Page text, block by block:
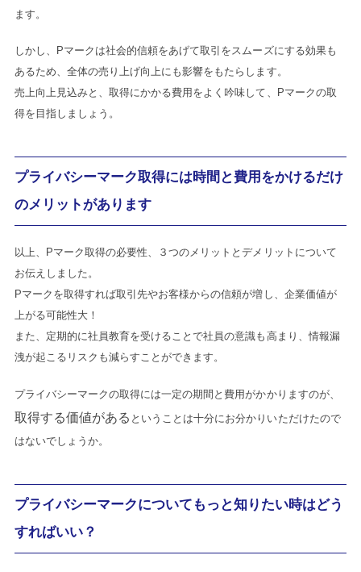
ます。
しかし、Pマークは社会的信頼をあげて取引をスムーズにする効果も
あるため、全体の売り上げ向上にも影響をもたらします。
売上向上見込みと、取得にかかる費用をよく吟味して、Pマークの取
得を目指しましょう。
プライバシーマーク取得には時間と費用をかけるだけ
のメリットがあります
以上、Pマーク取得の必要性、３つのメリットとデメリットについて
お伝えしました。
Pマークを取得すれば取引先やお客様からの信頼が増し、企業価値が
上がる可能性大！
また、定期的に社員教育を受けることで社員の意識も高まり、情報漏
洩が起こるリスクも減らすことができます。
プライバシーマークの取得には一定の期間と費用がかかりますのが、
取得する価値がある ということは十分にお分かりいただけたので
はないでしょうか。
プライバシーマークについてもっと知りたい時はどう
すればいい？